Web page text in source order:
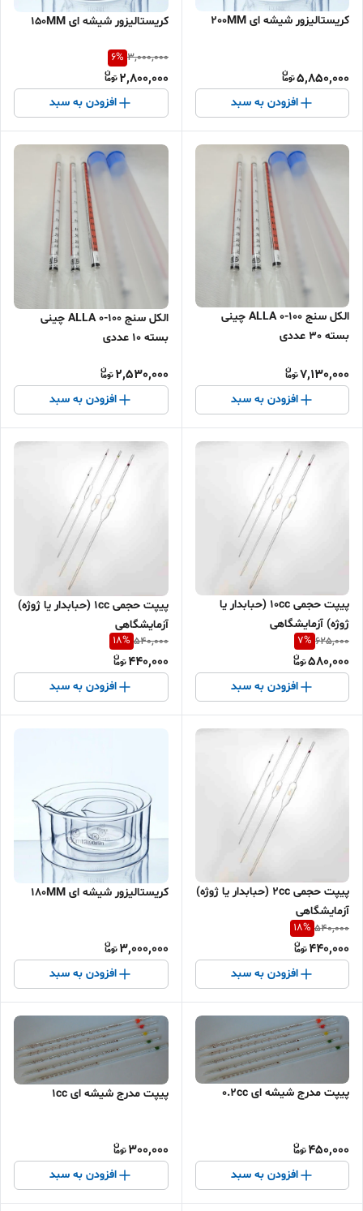
کریستالیزور شیشه ای 200MM
5,850,000
افزودن به سبد
کریستالیزور شیشه ای 150MM
3,000,000
6%
2,800,000
افزودن به سبد
الکل سنج 100-0 ALLA چینی
بسته 30 عددی
7,130,000
افزودن به سبد
الکل سنج 100-0 ALLA چینی
بسته 10 عددی
2,530,000
افزودن به سبد
پیپت حجمی 10cc (حبابدار یا
ژوژه) آزمایشگاهی
625,000
7%
580,000
افزودن به سبد
پیپت حجمی 1cc (حبابدار یا ژوژه)
آزمایشگاهی
540,000
18%
440,000
افزودن به سبد
پیپت حجمی 2cc (حبابدار یا ژوژه)
آزمایشگاهی
540,000
18%
440,000
افزودن به سبد
کریستالیزور شیشه ای 180MM
3,000,000
افزودن به سبد
پیپت مدرج شیشه ای 0.2cc
450,000
افزودن به سبد
پیپت مدرج شیشه ای 1cc
300,000
افزودن به سبد